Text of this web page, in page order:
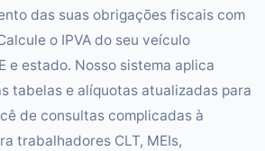
das suas obrigações fiscais com
o IPVA do seu veículo
e estado. Nosso sistema aplica
tabelas e alíquotas atualizadas para
de consultas complicadas à
trabalhadores CLT, MEIs,